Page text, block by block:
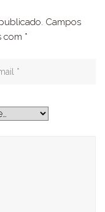
Campos
com *